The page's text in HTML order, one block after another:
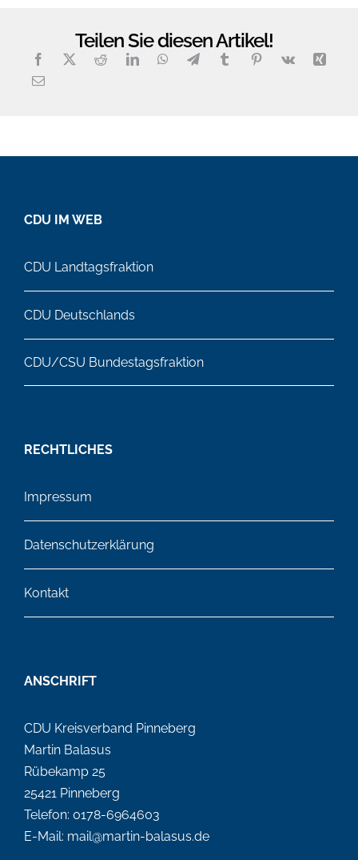
Teilen Sie diesen Artikel!
CDU IM WEB
CDU Landtagsfraktion
CDU Deutschlands
CDU/CSU Bundestagsfraktion
RECHTLICHES
Impressum
Datenschutzerklärung
Kontakt
ANSCHRIFT
CDU Kreisverband Pinneberg
Martin Balasus
Rübekamp 25
25421 Pinneberg
Telefon: 0178-6964603
E-Mail: mail@martin-balasus.de